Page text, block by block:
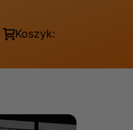
Koszyk: